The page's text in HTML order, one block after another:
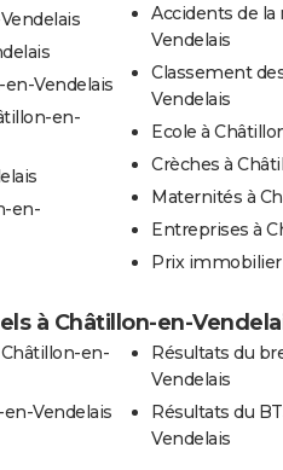
Vendelais
en-
en-
Accidents de la
Vendelais
Classement
Vendelais
Ecole à
Crèches à
Maternités à
Entreprises à
Prix immobilier
à Châtillon-en-
en-
Vendelais
Résultats du
Vendelais
Résultats du
Vendelais